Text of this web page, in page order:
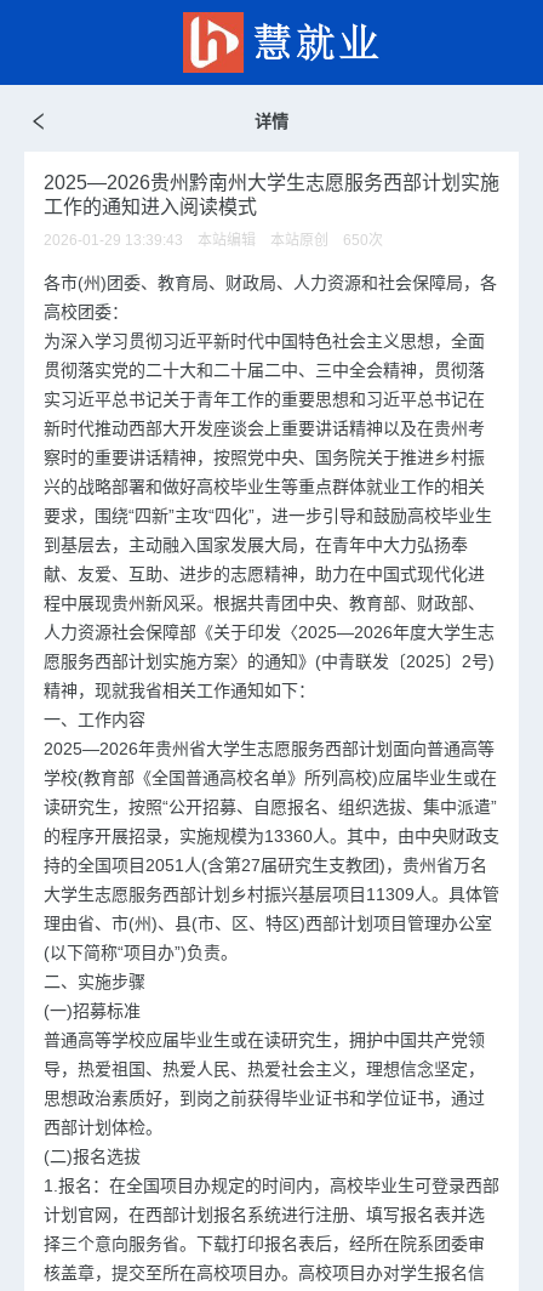
详情
2025—2026贵州黔南州大学生志愿服务西部计划实施
工作的通知进入阅读模式
2026-01-29 13:39:43 本站编辑 本站原创 650次
各市(州)团委、教育局、财政局、人力资源和社会保障局，各
高校团委：
为深入学习贯彻习近平新时代中国特色社会主义思想，全面
贯彻落实党的二十大和二十届二中、三中全会精神，贯彻落
实习近平总书记关于青年工作的重要思想和习近平总书记在
新时代推动西部大开发座谈会上重要讲话精神以及在贵州考
察时的重要讲话精神，按照党中央、国务院关于推进乡村振
兴的战略部署和做好高校毕业生等重点群体就业工作的相关
要求，围绕“四新”主攻“四化”，进一步引导和鼓励高校毕业生
到基层去，主动融入国家发展大局，在青年中大力弘扬奉
献、友爱、互助、进步的志愿精神，助力在中国式现代化进
程中展现贵州新风采。根据共青团中央、教育部、财政部、
人力资源社会保障部《关于印发〈2025—2026年度大学生志
愿服务西部计划实施方案〉的通知》(中青联发〔2025〕2号)
精神，现就我省相关工作通知如下：
一、工作内容
2025—2026年贵州省大学生志愿服务西部计划面向普通高等
学校(教育部《全国普通高校名单》所列高校)应届毕业生或在
读研究生，按照“公开招募、自愿报名、组织选拔、集中派遣”
的程序开展招录，实施规模为13360人。其中，由中央财政支
持的全国项目2051人(含第27届研究生支教团)，贵州省万名
大学生志愿服务西部计划乡村振兴基层项目11309人。具体管
理由省、市(州)、县(市、区、特区)西部计划项目管理办公室
(以下简称“项目办”)负责。
二、实施步骤
(一)招募标准
普通高等学校应届毕业生或在读研究生，拥护中国共产党领
导，热爱祖国、热爱人民、热爱社会主义，理想信念坚定，
思想政治素质好，到岗之前获得毕业证书和学位证书，通过
西部计划体检。
(二)报名选拔
1.报名：在全国项目办规定的时间内，高校毕业生可登录西部
计划官网，在西部计划报名系统进行注册、填写报名表并选
择三个意向服务省。下载打印报名表后，经所在院系团委审
核盖章，提交至所在高校项目办。高校项目办对学生报名信